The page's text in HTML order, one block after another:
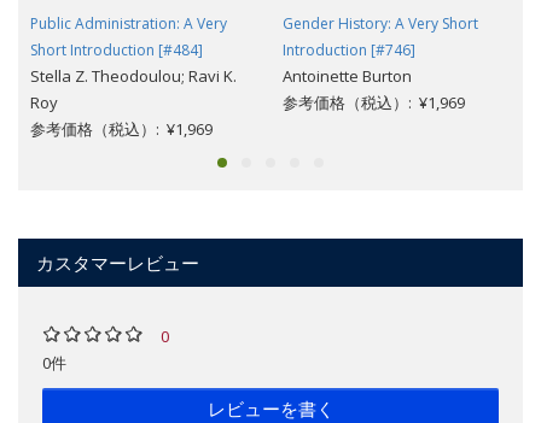
Public Administration: A Very
Short Introduction [#484]
Stella Z. Theodoulou; Ravi K.
Roy
参考価格（税込）: ¥1,969
Gender History: A Very Short
Introduction [#746]
Antoinette Burton
参考価格（税込）: ¥1,969
カスタマーレビュー
0
0件
レビューを書く